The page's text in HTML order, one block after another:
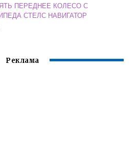
ПЕРЕДНЕЕ КОЛЕСО С
СТЕЛС НАВИГАТОР
Реклама